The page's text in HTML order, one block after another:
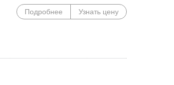
Подробнее Узнать цену